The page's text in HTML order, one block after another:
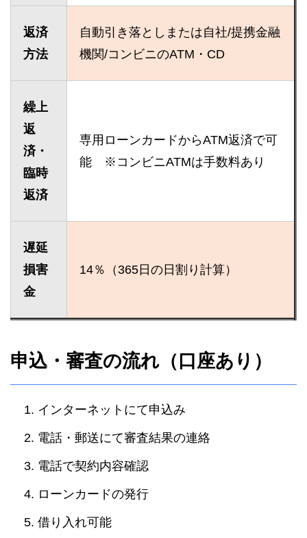
返済
方法
自動引き落としまたは自社/提携金融
機関/コンビニのATM・CD
繰上
返
済・
臨時
返済
専用ローンカードからATM返済で可
能 ※コンビニATMは手数料あり
遅延
損害
金
14％（365日の日割り計算）
申込・審査の流れ（口座あり）
インターネットにて申込み
電話・郵送にて審査結果の連絡
電話で契約内容確認
ローンカードの発行
借り入れ可能